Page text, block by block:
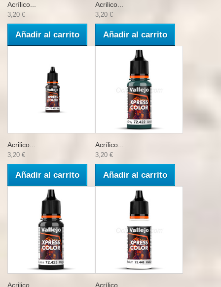
Acrílico...
3,20 €
Añadir al carrito
Acrilico...
3,20 €
Añadir al carrito
Acrilico...
3,20 €
Añadir al carrito
Acrílico...
3,20 €
Añadir al carrito
Acrilico... Acrílico...